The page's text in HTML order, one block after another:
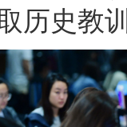
历史教